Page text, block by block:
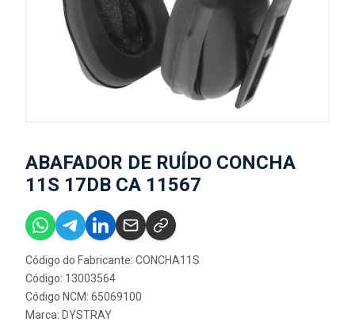
ABAFADOR DE RUÍDO CONCHA
11S 17DB CA 11567
Código do Fabricante: CONCHA11S
Código: 13003564
Código NCM: 65069100
Marca: DYSTRAY